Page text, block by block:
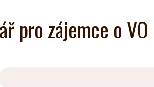
pro zájemce o